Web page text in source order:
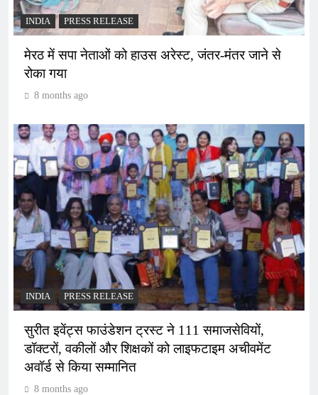
INDIA PRESS RELEASE
मेरठ में सपा नेताओं को हाउस अरेस्ट, जंतर-मंतर जाने से
रोका गया
8 months ago
INDIA PRESS RELEASE
सुरीत इवेंट्स फाउंडेशन ट्रस्ट ने 111 समाजसेवियों,
डॉक्टरों, वकीलों और शिक्षकों को लाइफटाइम अचीवमेंट
अवॉर्ड से किया सम्मानित
8 months ago